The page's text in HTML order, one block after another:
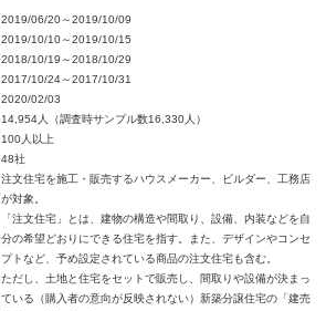
2019/06/20～2019/10/09
2019/10/10～2019/10/15
2018/10/19～2018/10/29
2017/10/24～2017/10/31
2020/02/03
14,954人（調査時サンプル数16,330人）
100人以上
48社
注文住宅を施工・販売するハウスメーカー、ビルダー、工務店
が対象。
「注文住宅」とは、建物の構造や間取り、設備、内装などを自
分の希望どおりにできる住宅を指す。また、デザインやコンセ
プトなど、予め設定されている商品の注文住宅も含む。
ただし、土地と住宅をセットで販売し、間取りや設備が決まっ
ている（購入者の意向が反映されない）新築分譲住宅の「建売